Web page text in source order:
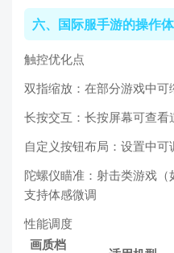
六、国际服手游的操作
触控优化点
双指缩放：在部分游戏中可
长按交互：长按屏幕可查
自定义按钮布局：设置中
陀螺仪瞄准：射击类游戏
支持体感微调
性能调度
画质档